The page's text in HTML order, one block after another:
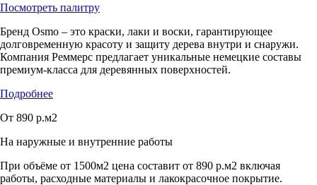
Посмотреть палитру
Бренд Osmo – это краски, лаки и воски, гарантирующее
долговременную красоту и защиту дерева внутри и снаружи.
Компания Реммерс предлагает уникальные немецкие составы
премиум-класса для деревянных поверхностей.
Подробнее
От 890 р.м2
На наружные и внутренние работы
При объёме от 1500м2 цена составит от 890 р.м2 включая
работы, расходные материалы и лакокрасочное покрытие.